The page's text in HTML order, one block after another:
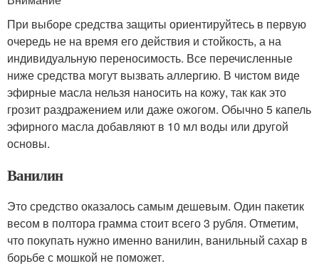
При выборе средства защиты ориентируйтесь в первую
очередь не на время его действия и стойкость, а на
индивидуальную переносимость. Все перечисленные
ниже средства могут вызвать аллергию. В чистом виде
эфирные масла нельзя наносить на кожу, так как это
грозит раздражением или даже ожогом. Обычно 5 капель
эфирного масла добавляют в 10 мл воды или другой
основы.
Ванилин
Это средство оказалось самым дешевым. Один пакетик
весом в полтора грамма стоит всего 3 рубля. Отметим,
что покупать нужно именно ванилин, ванильный сахар в
борьбе с мошкой не поможет.